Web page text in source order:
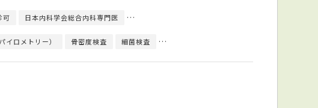
可 日本内科学会総合内科専門医 日本内分泌学会内分泌代謝科専門医
イロメトリー） 骨密度検査 細菌検査 心臓超音波（エコー）検査